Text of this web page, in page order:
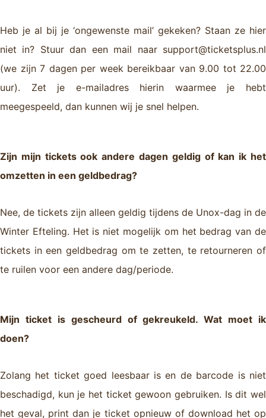
Heb je al bij je ‘ongewenste mail’ gekeken? Staan ze hier
niet in? Stuur dan een mail naar support@ticketsplus.nl
(we zijn 7 dagen per week bereikbaar van 9.00 tot 22.00
uur). Zet je e-mailadres hierin waarmee je hebt
meegespeeld, dan kunnen wij je snel helpen.
Zijn mijn tickets ook andere dagen geldig of kan ik het
omzetten in een geldbedrag?
Nee, de tickets zijn alleen geldig tijdens de Unox-dag in de
Winter Efteling. Het is niet mogelijk om het bedrag van de
tickets in een geldbedrag om te zetten, te retourneren of
te ruilen voor een andere dag/periode.
Mijn ticket is gescheurd of gekreukeld. Wat moet ik
doen?
Zolang het ticket goed leesbaar is en de barcode is niet
beschadigd, kun je het ticket gewoon gebruiken. Is dit wel
het geval, print dan je ticket opnieuw of download het op